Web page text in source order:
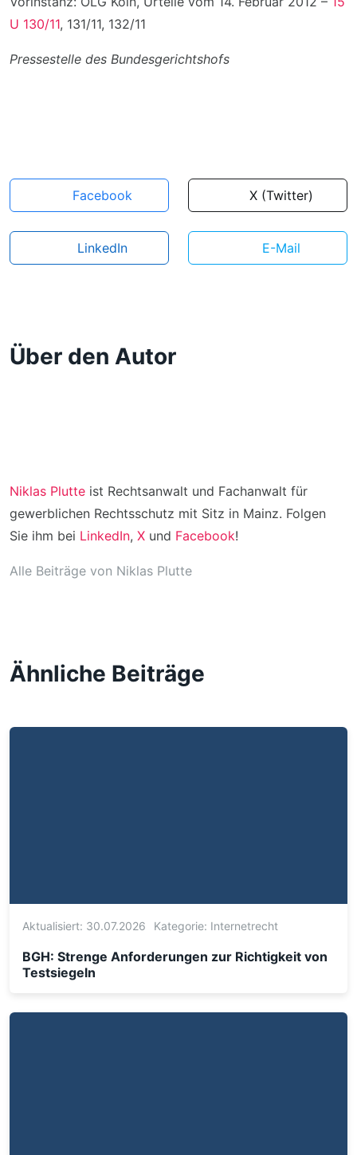
U 130/11, 131/11, 132/11
Pressestelle des Bundesgerichtshofs
Facebook X (Twitter)
LinkedIn E-Mail
Über den Autor
Niklas Plutte ist Rechtsanwalt und Fachanwalt für
gewerblichen Rechtsschutz mit Sitz in Mainz. Folgen
Sie ihm bei LinkedIn, X und Facebook!
Alle Beiträge von Niklas Plutte
Ähnliche Beiträge
Aktualisiert: 30.07.2026 Kategorie: Internetrecht
BGH: Strenge Anforderungen zur Richtigkeit von
Testsiegeln